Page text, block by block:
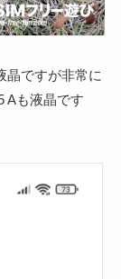
晶ですが非常に
Aも液晶です